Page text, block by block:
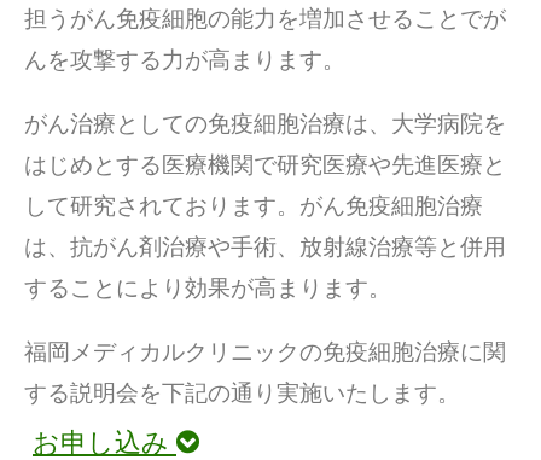
担うがん免疫細胞の能力を増加させることでが
んを攻撃する力が高まります。
がん治療としての免疫細胞治療は、大学病院を
はじめとする医療機関で研究医療や先進医療と
して研究されております。がん免疫細胞治療
は、抗がん剤治療や手術、放射線治療等と併用
することにより効果が高まります。
福岡メディカルクリニックの免疫細胞治療に関
する説明会を下記の通り実施いたします。
お申し込み